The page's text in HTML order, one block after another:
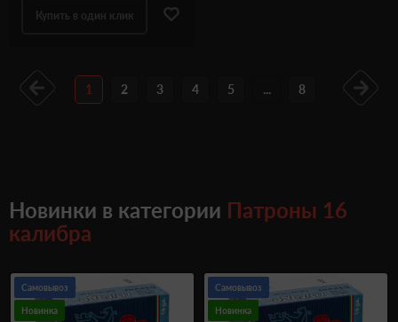
Купить в один клик
1 2 3 4 5 ... 8
Новинки в категории Патроны 16
калибра
Самовывоз
Новинка
Самовывоз
Новинка